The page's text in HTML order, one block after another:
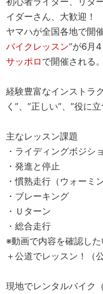
イダーさん、大歓迎！
ヤマハが全国各地で開
バイクレッスン“が6月
サッポロで開催される。
経験豊富なインストラ
く”、”正しい”、”役に
主なレッスン課題
・ライディングボジシ
・発進と停止
・慣熟走行（ウォーミ
・ブレーキング
・Ｕターン
・総合走行
※動画で内容を確認し
＋公道でレッスン！（
現地でレンタルバイク